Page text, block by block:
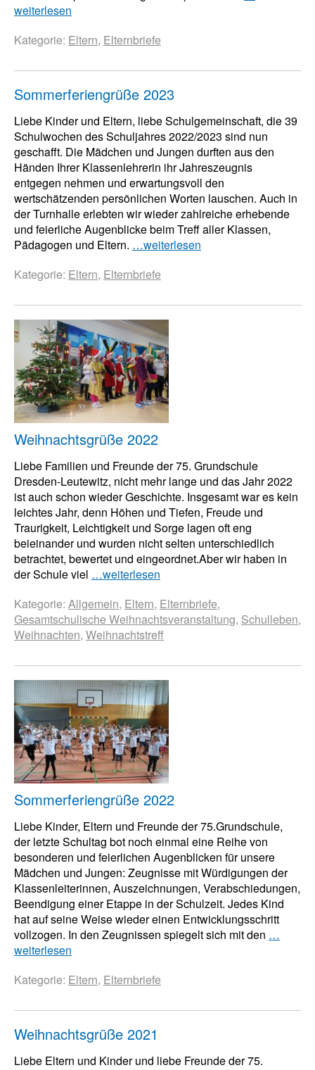
weiterlesen
Kategorie: Eltern, Elternbriefe
Sommerferiengrüße 2023
Liebe Kinder und Eltern, liebe Schulgemeinschaft, die 39
Schulwochen des Schuljahres 2022/2023 sind nun
geschafft. Die Mädchen und Jungen durften aus den
Händen Ihrer Klassenlehrerin ihr Jahreszeugnis
entgegen nehmen und erwartungsvoll den
wertschätzenden persönlichen Worten lauschen. Auch in
der Turnhalle erlebten wir wieder zahlreiche erhebende
und feierliche Augenblicke beim Treff aller Klassen,
Pädagogen und Eltern. …weiterlesen
Kategorie: Eltern, Elternbriefe
Weihnachtsgrüße 2022
Liebe Familien und Freunde der 75. Grundschule
Dresden-Leutewitz, nicht mehr lange und das Jahr 2022
ist auch schon wieder Geschichte. Insgesamt war es kein
leichtes Jahr, denn Höhen und Tiefen, Freude und
Traurigkeit, Leichtigkeit und Sorge lagen oft eng
beieinander und wurden nicht selten unterschiedlich
betrachtet, bewertet und eingeordnet.Aber wir haben in
der Schule viel …weiterlesen
Kategorie: Allgemein, Eltern, Elternbriefe,
Gesamtschulische Weihnachtsveranstaltung, Schulleben,
Weihnachten, Weihnachtstreff
Sommerferiengrüße 2022
Liebe Kinder, Eltern und Freunde der 75.Grundschule,
der letzte Schultag bot noch einmal eine Reihe von
besonderen und feierlichen Augenblicken für unsere
Mädchen und Jungen: Zeugnisse mit Würdigungen der
Klassenleiterinnen, Auszeichnungen, Verabschiedungen,
Beendigung einer Etappe in der Schulzeit. Jedes Kind
hat auf seine Weise wieder einen Entwicklungsschritt
vollzogen. In den Zeugnissen spiegelt sich mit den …
weiterlesen
Kategorie: Eltern, Elternbriefe
Weihnachtsgrüße 2021
Liebe Eltern und Kinder und liebe Freunde der 75.